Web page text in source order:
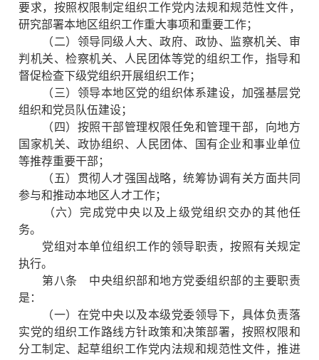
要求，按照权限制定组织工作党内法规和规范性文件，
研究部署本地区组织工作重大事项和重要工作；
（二）领导同级人大、政府、政协、监察机关、审
判机关、检察机关、人民团体等党的组织工作，指导和
督促检查下级党组织开展组织工作；
（三）领导本地区党的组织体系建设，加强基层党
组织和党员队伍建设；
（四）按照干部管理权限任免和管理干部，向地方
国家机关、政协组织、人民团体、国有企业和事业单位
等推荐重要干部；
（五）贯彻人才强国战略，统筹协调有关方面共同
参与和推动本地区人才工作；
（六）完成党中央以及上级党组织交办的其他任
务。
党组对本单位组织工作的领导职责，按照有关规定
执行。
第八条 中央组织部和地方党委组织部的主要职责
是：
（一）在党中央以及本级党委领导下，具体负责落
实党的组织工作路线方针政策和决策部署，按照权限和
分工制定、起草组织工作党内法规和规范性文件，推进